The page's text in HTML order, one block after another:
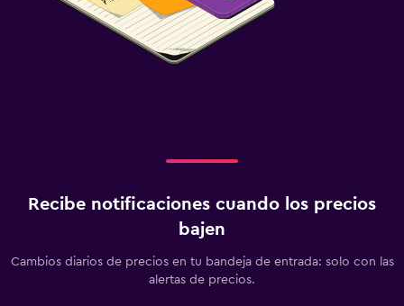
Recibe notificaciones cuando los precios
bajen
Cambios diarios de precios en tu bandeja de entrada: solo con las
alertas de precios.